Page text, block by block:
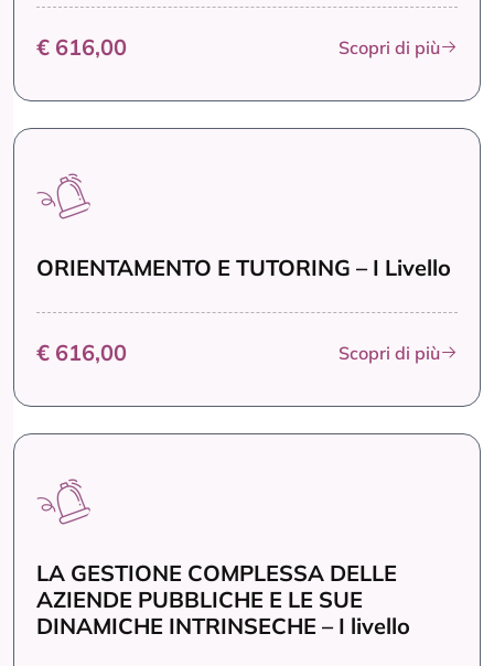
€ 616,00 Scopri di più
ORIENTAMENTO E TUTORING – I Livello
€ 616,00 Scopri di più
LA GESTIONE COMPLESSA DELLE
AZIENDE PUBBLICHE E LE SUE
DINAMICHE INTRINSECHE – I livello